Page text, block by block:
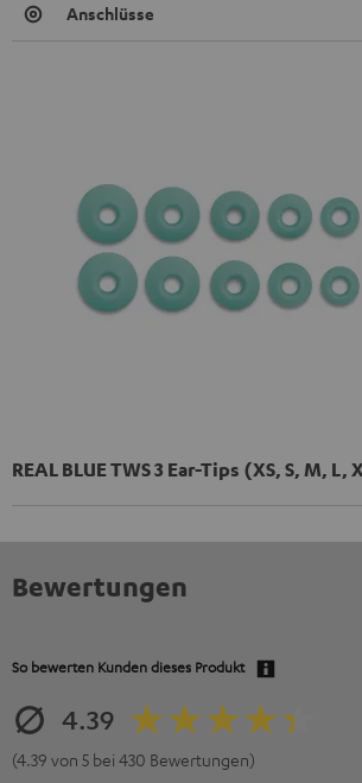
Anschlüsse
REAL BLUE TWS 3 Ear-Tips (XS, S, M, L,
Bewertungen
So bewerten Kunden dieses Produkt
4.39
(4.39 von 5 bei 430 Bewertungen)